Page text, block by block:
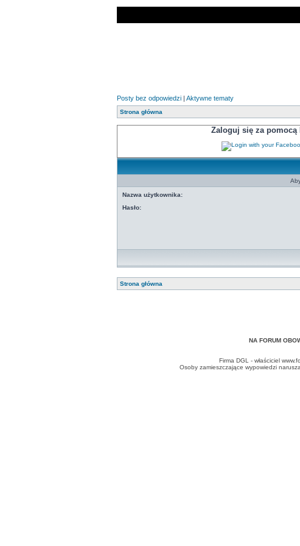
Posty bez odpowiedzi | Aktywne tematy
Strona główna
Zaloguj się za pomocą
Nazwa użytkownika:
Hasło:
Strona główna
NA FORUM
Firma DGL - właściciel
Osoby zamieszczające wypowiedzi